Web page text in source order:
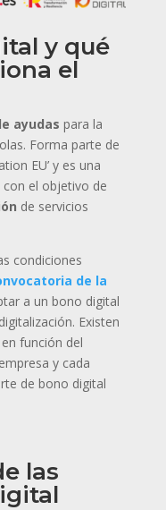
y qué
el
ayudas para la
Forma parte de
EU’ y es una
con el objetivo de
de servicios
condiciones
de la
a un bono digital
Existen
en función del
y cada
de bono digital
las